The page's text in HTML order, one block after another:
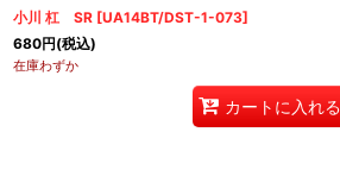
小川 杠 SR [UA14BT/DST-1-073]
680円(税込)
在庫わずか
カートに入れる